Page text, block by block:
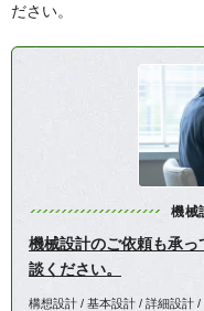
ださい。
機械
機械設計のご依頼も承
談ください。
構想設計 / 基本設計 / 詳細設計